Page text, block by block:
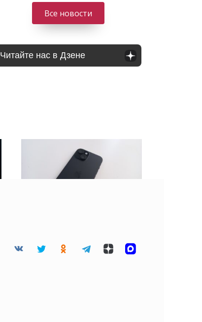
Все новости
Читайте нас в Дзене
защитную пленку на
разбитый экран